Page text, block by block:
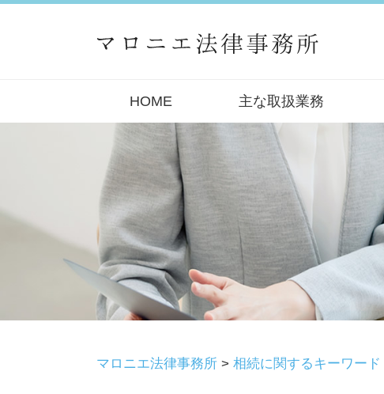
HOME 主な取扱業務
マロニエ法律事務所 > 相続に関するキーワード